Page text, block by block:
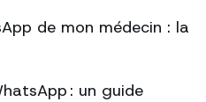
de mon médecin : la
: un guide